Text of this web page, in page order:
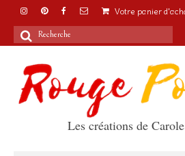
Votre panier
Rechercher
Les créations de